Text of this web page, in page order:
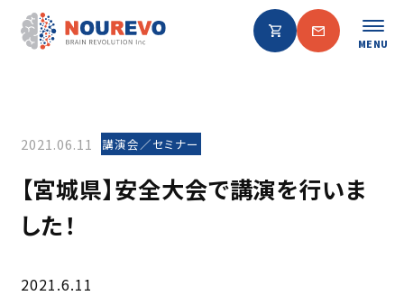
MENU
2021.06.11 講演会／セミナー
【宮城県】安全大会で講演を行いま
した！
2021.6.11